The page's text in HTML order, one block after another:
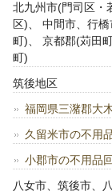
北九州市(門司区・
区)、 中間市、行
町)、 京都郡(苅田
町)
筑後地区
福岡県三潴郡大
久留米市の不用
小郡市の不用品
八女市、筑後市、